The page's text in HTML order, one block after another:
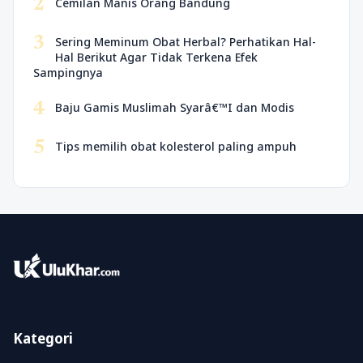
2
3
Sering Meminum Obat Herbal? Perhatikan Hal-
Hal Berikut Agar Tidak Terkena Efek
Sampingnya
4 Baju Gamis Muslimah Syarâ€™I dan Modis
5 Tips memilih obat kolesterol paling ampuh
Kategori